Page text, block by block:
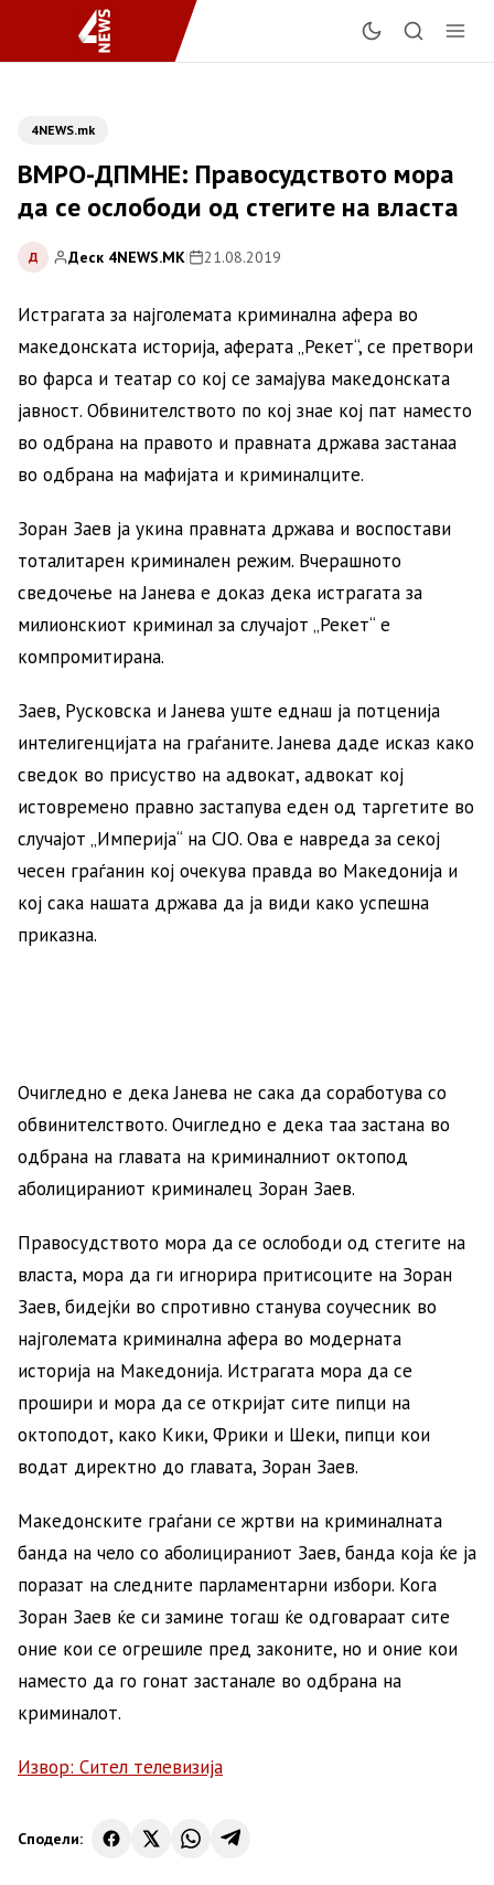
4NEWS.mk
ВМРО-ДПМНЕ: Правосудството мора
да се ослободи од стегите на власта
Д Деск 4NEWS.MK| 21.08.2019
Истрагата за најголемата криминална афера во
македонската историја, аферата „Рекет“, се претвори
во фарса и театар со кој се замајува македонската
јавност. Обвинителството по кој знае кој пат наместо
во одбрана на правото и правната држава застанаа
во одбрана на мафијата и криминалците.
Зоран Заев ја укина правната држава и воспостави
тоталитарен криминален режим. Вчерашното
сведочење на Јанева е доказ дека истрагата за
милионскиот криминал за случајот „Рекет“ е
компромитирана.
Заев, Русковска и Јанева уште еднаш ја потценија
интелигенцијата на граѓаните. Јанева даде исказ како
сведок во присуство на адвокат, адвокат кој
истовремено правно застапува еден од таргетите во
случајот „Империја“ на СЈО. Ова е навреда за секој
чесен граѓанин кој очекува правда во Македонија и
кој сака нашата држава да ја види како успешна
приказна.
Очигледно е дека Јанева не сака да соработува со
обвинителството. Очигледно е дека таа застана во
одбрана на главата на криминалниот октопод
аболицираниот криминалец Зоран Заев.
Правосудството мора да се ослободи од стегите на
власта, мора да ги игнорира притисоците на Зоран
Заев, бидејќи во спротивно станува соучесник во
најголемата криминална афера во модерната
историја на Македонија. Истрагата мора да се
прошири и мора да се откријат сите пипци на
октоподот, како Кики, Фрики и Шеки, пипци кои
водат директно до главата, Зоран Заев.
Македонските граѓани се жртви на криминалната
банда на чело со аболицираниот Заев, банда која ќе ја
поразат на следните парламентарни избори. Кога
Зоран Заев ќе си замине тогаш ќе одговараат сите
оние кои се огрешиле пред законите, но и оние кои
наместо да го гонат застанале во одбрана на
криминалот.
Извор: Сител телевизија
Сподели: